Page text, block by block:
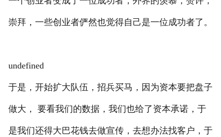
崇拜，一些创业者俨然也觉得自己是一位成功者了。
undefined
于是，开始扩大队伍，招兵买马，因为资本要把盘子
做大， 要看我们的数据，我们也给了资本承诺，于
是我们还得大巴花钱去做宣传，去想办法找客户，于